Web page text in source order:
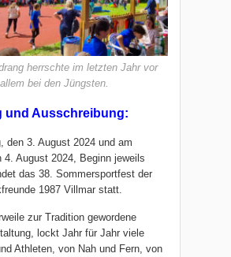
herrschte im letzten Jahr vor
allem bei den Jüngsten.
und Ausschreibung:
den 3. August 2024 und am
4. August 2024, Beginn jeweils
das 38. Sommersportfest der
1987 Villmar statt.
zur Tradition gewordene
lockt Jahr für Jahr viele
Athleten, von Nah und Fern, von